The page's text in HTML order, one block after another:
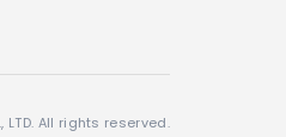
LTD. All rights reserved.